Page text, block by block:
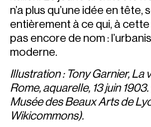
n’a plus qu’une idée en tête,
entièrement à ce qui, à cette
pas encore de nom :
moderne.
Illustration : Tony Garnier, La
Rome, aquarelle, 13 juin
Musée des Beaux Arts de
Wikicommons).